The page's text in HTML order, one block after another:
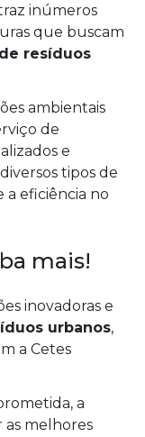
inúmeros
que buscam
resíduos
ambientais
de
e
tipos de
a eficiência no
mais!
inovadoras e
urbanos,
a Cetes
a
as melhores